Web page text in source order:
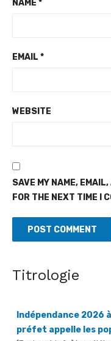
NAME *
EMAIL *
WEBSITE
SAVE MY NAME,
FOR THE NEXT TIME I
Titrologie
Indépendance 2026
l'accession de la Côte
août 2026, à ...